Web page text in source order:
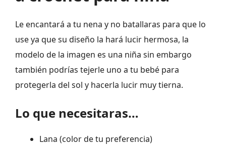
Le encantará a tu nena y no batallaras para que lo
use ya que su diseño la hará lucir hermosa, la
modelo de la imagen es una niña sin embargo
también podrías tejerle uno a tu bebé para
protegerla del sol y hacerla lucir muy tierna.
Lo que necesitaras…
Lana (color de tu preferencia)